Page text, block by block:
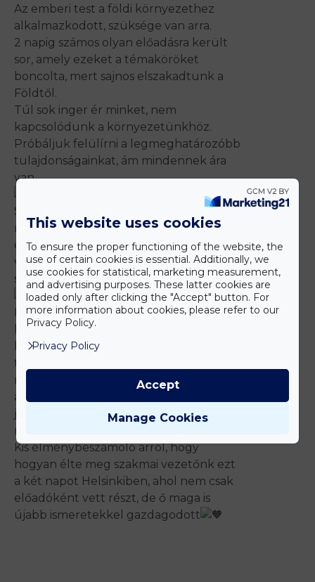
Az emberi test a földi környezethez
alkalmazkodott, szüksége van arra.
2 napig számos olyan előadásra került
sor, amely ezeket a témaköröket
boncolta, mert sajnos elszakadtunk a
Földtől.
Túl sok inger ér minket, nem
kapcsolódunk a környezetünkhöz.
Próbáljuk felülírni a legmeghatározóbb
tulajdonságainkat, ám mindennek ára
van.
Statisztikákból pontosan tudjuk, hogy
mi ennek az ára, hiszen egyre több a
daganat, a cukorbeteg, a magas
vérnyomásos beteg, a depressziós, és
sorolhatnánk.
Két napig számos lehetőséget
láthattunk, tapsztalhattunk, hogy
hogyan tudunk úgy visszatérni a
természethez, hogy nem dobunk el
mindent, amit a modern technológia
adott, sőt felhasználjuk arra, hogy még
jobb, még szorosabb legyen ez a kapocs,
mint valaha volt.
Kis élménybeszámoló arról, hogy
hogyan élte meg szakmai vezetőnk ezt
a két napot Helsinkiben, ahol nem csak
előadóként vett részt, de ő maga is
újabb ismeretekkel gazdagodott
This website uses cookies
To ensure the proper functioning of the website, the
use of certain cookies is essential. Additionally, we
use cookies for statistical, marketing measurement,
and advertising purposes. These latter cookies are
loaded only after clicking the "Accept" button. For
more information about cookies, please refer to our
Privacy Policy.
Privacy Policy
Manage Cookies
Accept